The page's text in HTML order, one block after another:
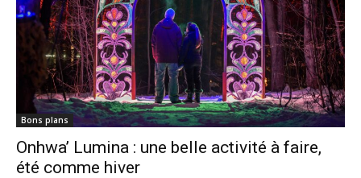
Bons plans
Onhwa’ Lumina : une belle activité à faire,
été comme hiver